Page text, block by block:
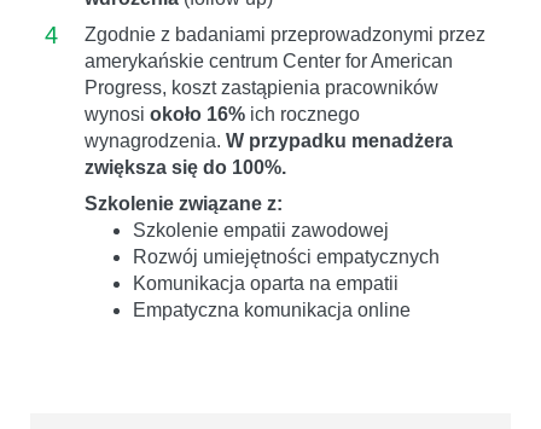
4
Zgodnie z badaniami przeprowadzonymi przez
amerykańskie centrum Center for American
Progress, koszt zastąpienia pracowników
wynosi około 16% ich rocznego
wynagrodzenia. W przypadku menadżera
zwiększa się do 100%.
Szkolenie związane z:
Szkolenie empatii zawodowej
Rozwój umiejętności empatycznych
Komunikacja oparta na empatii
Empatyczna komunikacja online